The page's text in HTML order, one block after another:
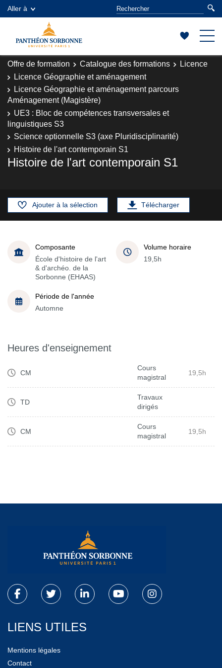
Aller à
Offre de formation Catalogue des formations
Licence
Licence Géographie et aménagement
Licence Géographie et aménagement parcours
Aménagement (Magistère)
UE3 : Bloc de compétences transversales et
linguistiques S3
Science optionnelle S3 (axe Pluridisciplinarité)
Histoire de l'art contemporain S1
Histoire de l'art contemporain S1
Ajouter à la sélection Télécharger
Composante
École d'histoire de l'art
& d'archéo. de la
Sorbonne (EHAAS)
Volume horaire
19,5h
Période de l'année
Automne
Heures d'enseignement
CM
Cours
magistral
19,5h
TD
Travaux
dirigés
CM
Cours
magistral
19,5h
LIENS UTILES
Mentions légales
Contact